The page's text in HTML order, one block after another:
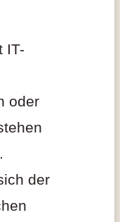
IT-
oder
der